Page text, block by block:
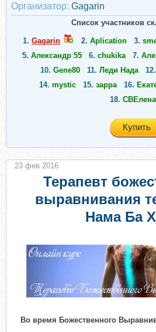
Организатор: Gagarin
Список участников
1. Gagarin 2. Aplication 3.
5. Александр 55 6. chukika 7.
10. Gene80 11. Леди Нада 12.
14. mystic 15. зарра 16.
18. СВЕлена
Купить
Терапевт
выравнивания
Нама Ба
Во время Божественного
23 фев 2016